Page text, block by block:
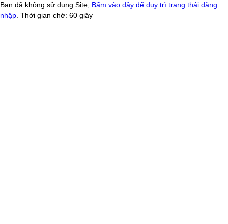
Bạn đã không sử dụng Site, Bấm vào đây để duy trì trạng thái đăng
nhập . Thời gian chờ: 60 giây